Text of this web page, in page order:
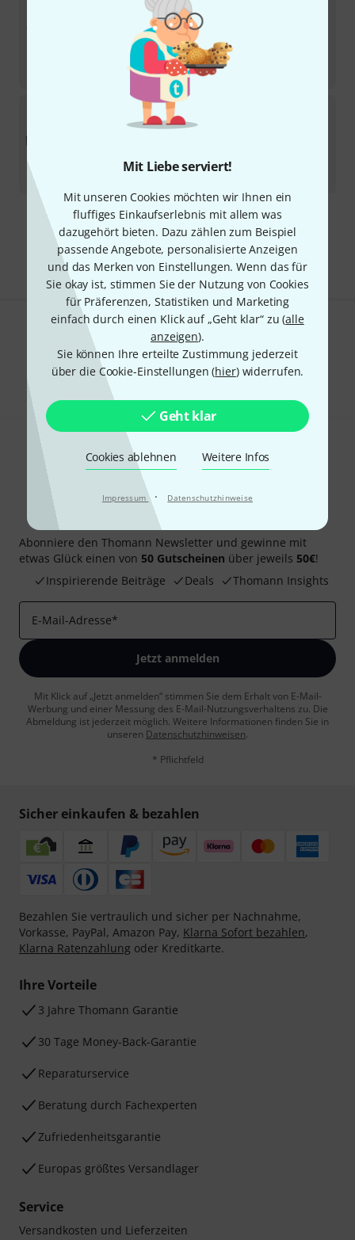
Mit Liebe serviert!
Mit unseren Cookies möchten wir Ihnen ein
fluffiges Einkaufserlebnis mit allem was
dazugehört bieten. Dazu zählen zum Beispiel
passende Angebote, personalisierte Anzeigen
und das Merken von Einstellungen. Wenn das für
Sie okay ist, stimmen Sie der Nutzung von Cookies
für Präferenzen, Statistiken und Marketing
einfach durch einen Klick auf „Geht klar“ zu (alle
anzeigen).
Sie können Ihre erteilte Zustimmung jederzeit
über die Cookie-Einstellungen (hier) widerrufen.
Geht klar
Cookies ablehnen Weitere Infos
Impressum · Datenschutzhinweise
5
In 7–9 Wochen lieferbar
UVP:43,26 €
Adam Hall87302 Rackbox 2U B-Stock
30-Tage-Bestpreis: 55
Kostenloser Versand ab 29 €
Alle Preise inkl. MwSt.
Gefällt Ihnen, was Sie sehen?
Teilen Hilfe & Feedback
Thomann Newsletter
Abonniere den Thomann Newsletter und gewinne mit
etwas Glück einen von 50 Gutscheinen über jeweils 50€!
Inspirierende Beiträge
Deals Thomann Insights
E-Mail-Adresse*
Jetzt anmelden
Mit Klick auf „Jetzt anmelden“ stimmen Sie dem Erhalt von E-Mail-
Werbung und einer Messung des E-Mail-Nutzungsverhaltens zu. Die
Abmeldung ist jederzeit möglich. Weitere Informationen finden Sie in
unseren Datenschutzhinweisen.
* Pflichtfeld
Sicher einkaufen & bezahlen
Bezahlen Sie vertraulich und sicher per Nachnahme,
Vorkasse, PayPal, Amazon Pay, Klarna Sofort bezahlen,
Klarna Ratenzahlung oder Kreditkarte.
Ihre Vorteile
3 Jahre Thomann Garantie
30 Tage Money-Back-Garantie
Reparaturservice
Beratung durch Fachexperten
Zufriedenheitsgarantie
Europas größtes Versandlager
Service
Versandkosten und Lieferzeiten